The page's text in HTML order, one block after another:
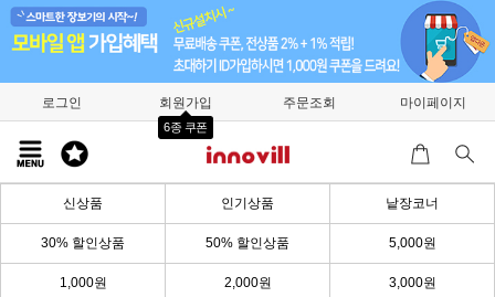
로그인 회원가입
6종 쿠폰
주문조회 마이페이지
신상품 인기상품 낱장코너
30% 할인상품 50% 할인상품 5,000원
1,000원 2,000원 3,000원